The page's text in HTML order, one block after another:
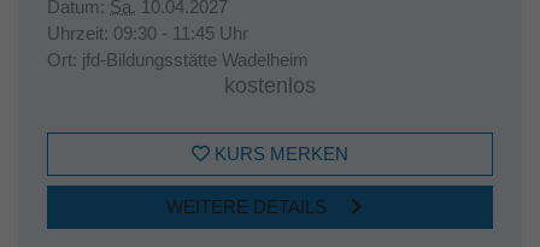
Datum: Sa. 10.04.2027
Uhrzeit: 09:30 - 11:45 Uhr
Ort: jfd-Bildungsstätte Wadelheim
kostenlos
KURS MERKEN
WEITERE DETAILS